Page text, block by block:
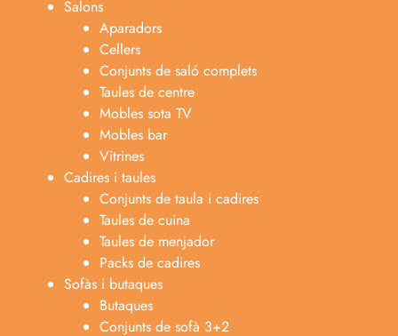
Salons
Aparadors
Cellers
Conjunts de saló complets
Taules de centre
Mobles sota TV
Mobles bar
Vitrines
Cadires i taules
Conjunts de taula i cadires
Taules de cuina
Taules de menjador
Packs de cadires
Sofàs i butaques
Butaques
Conjunts de sofà 3+2